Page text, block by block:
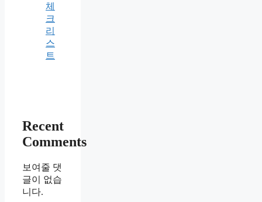
체
크
리
스
트
Recent
Comments
보여줄 댓
글이 없습
니다.